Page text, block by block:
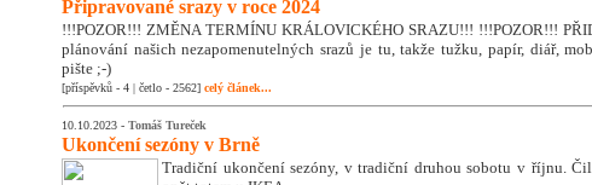
Připravované srazy v roce 2024
!!!POZOR!!! ZMĚNA TERMÍNU KRÁLOVICKÉHO SRAZU!!! !!!POZOR!!!
plánování našich nezapomenutelných srazů je tu, takže tužku, papír, diář,
pište ;-)
[příspěvků - 4 | četlo - 2562] celý článek...
10.10.2023 - Tomáš Tureček
Ukončení sezóny v Brně
Tradiční ukončení sezóny, v tradiční druhou sobotu v říjnu.